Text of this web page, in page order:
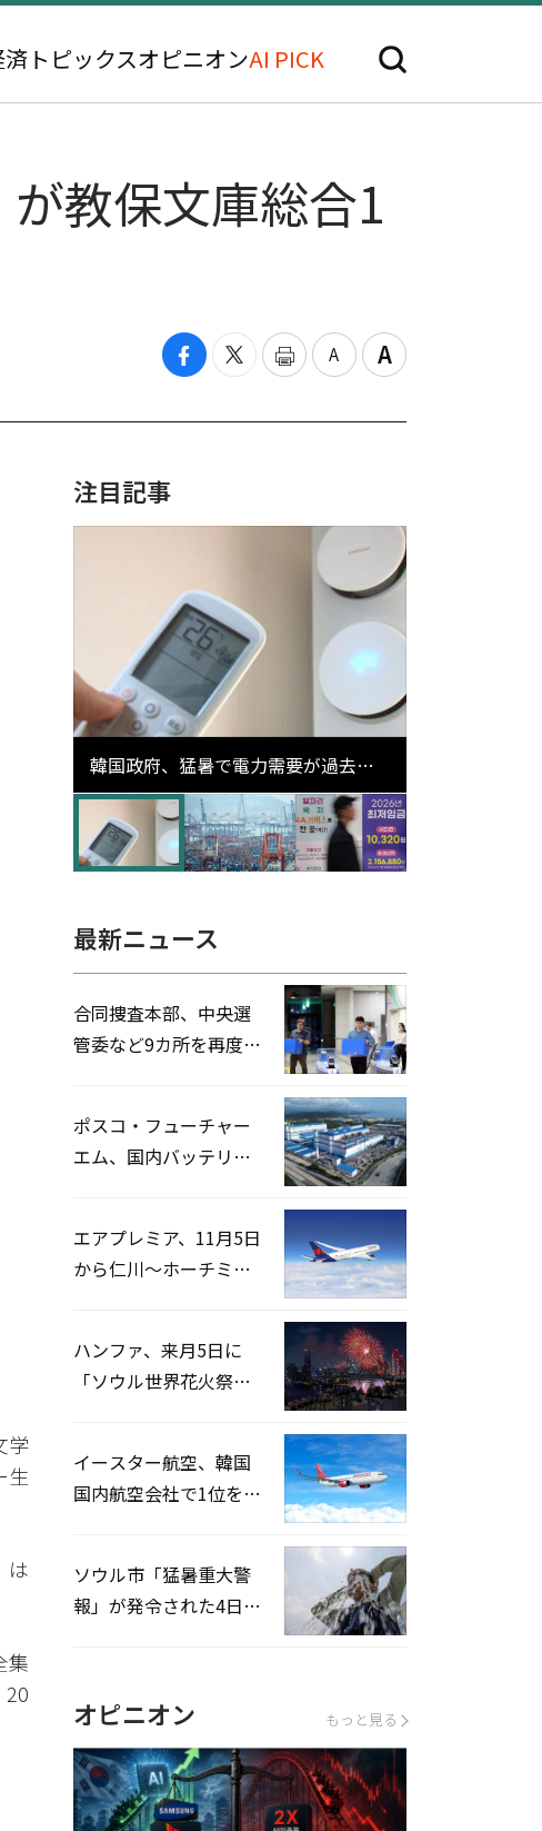
トピックスオピニオンAI PICK
教保文庫総合1
学
生
は
集
20
注目記事
韓国政府、猛暑で電力需要が過去最
高更新の可能性に需給対応体制を点
検
最新ニュース
合同捜査本部、中央選
管委など9カ所を再度家
ポスコ・フューチャー
エム、国内バッテリー
エアプレミア、11月5日
から仁川〜ホーチミン
ハンファ、来月5日に
「ソウル世界花火祭り
イースター航空、韓国
国内航空会社で1位を記
ソウル市「猛暑重大警
報」が発令された4日、
オピニオン もっと見る